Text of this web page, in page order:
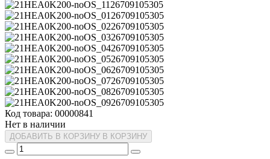
Код товара: 00000841
Нет в наличии
ДОБАВИТЬ В КОРЗИНУ В КОРЗИНУ